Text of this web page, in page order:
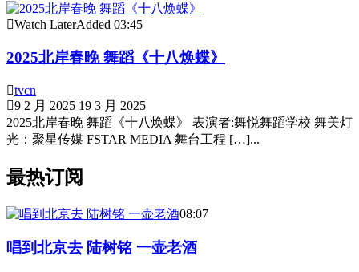
Watch LaterAdded 03:45
2025北岸春晚 舞蹈《十八焕蝶》
tvcn
9 2 月 2025 19 3 月 2025
2025北岸春晚 舞蹈《十八焕蝶》 表演者:舞悦舞蹈学校 舞美灯
光：聚星传媒 FSTAR MEDIA 舞台工程 […]...
最热订阅
08:07
唱到北京去 陆树铭 一壶老酒